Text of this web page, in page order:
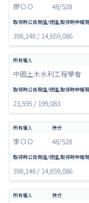
廖ＯＯ 48/528
398,148 / 14,659,086
中國土木水利工程學會
23,595 / 199,083
李ＯＯ 48/528
398,148 / 14,659,086